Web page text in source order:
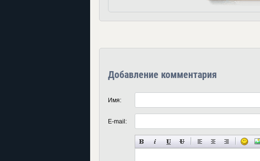
Добавление комментария
Имя:
E-mail: